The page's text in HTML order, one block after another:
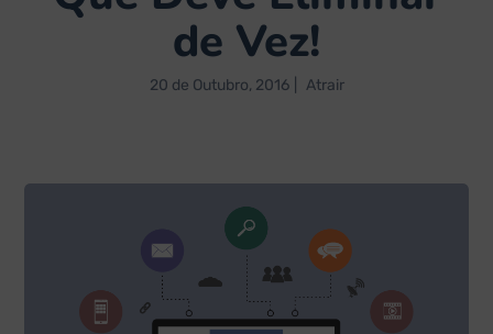
de Vez!
20 de Outubro, 2016 Atrair